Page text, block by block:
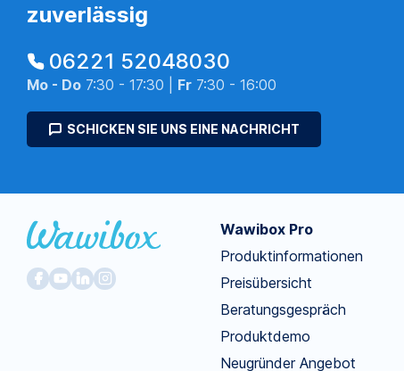
zuverlässig
06221 52048030
Mo - Do 7:30 - 17:30 | Fr 7:30 - 16:00
SCHICKEN SIE UNS EINE NACHRICHT
Wawibox Pro
Produktinformationen
Preisübersicht
Beratungsgespräch
Produktdemo
Neugründer Angebot